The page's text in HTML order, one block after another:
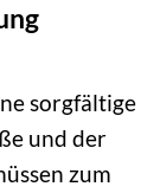
sorgfältige
und der
zum